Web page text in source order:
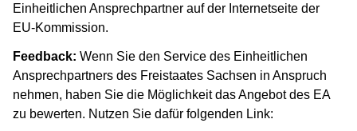
Einheitlichen Ansprechpartner auf der Internetseite der
EU-Kommission.
Feedback: Wenn Sie den Service des Einheitlichen
Ansprechpartners des Freistaates Sachsen in Anspruch
nehmen, haben Sie die Möglichkeit das Angebot des EA
zu bewerten. Nutzen Sie dafür folgenden Link: